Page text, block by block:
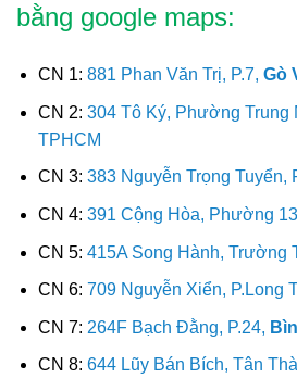
bằng google maps:
CN 1: 881 Phan Văn Trị, P.7, Gò
CN 2: 304 Tô Ký, Phường Trung
TPHCM
CN 3: 383 Nguyễn Trọng Tuyển,
CN 4: 391 Cộng Hòa, Phường
CN 5: 415A Song Hành, Trường
CN 6: 709 Nguyễn Xiển, P.Long
CN 7: 264F Bạch Đằng, P.24,
CN 8: 644 Lũy Bán Bích, Tân